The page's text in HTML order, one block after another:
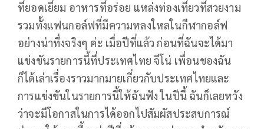
ที่ยอดเยี่ยม อาหารที่อร่อย แหล่งท่องเที่ยวที่สวยงาม
รวมทั้งแฟนกอล์ฟที่มีความหลงใหลในกีฬากอล์ฟ
อย่างน่าทึ่งจริงๆ ค่ะ เมื่อปีที่แล้ว ก่อนที่ฉันจะได้มา
แข่งขันรายการนี้ที่ประเทศไทย จีโน่ เพื่อนของฉัน
ก็ได้เล่าเรื่องราวมากมายเกี่ยวกับประเทศไทยและ
การแข่งขันในรายการนี้ให้ฉันฟัง ในปีนี้ ฉันก็เลยหวัง
ว่าจะมีโอกาสในการได้ออกไปสัมผัสประสบการณ์